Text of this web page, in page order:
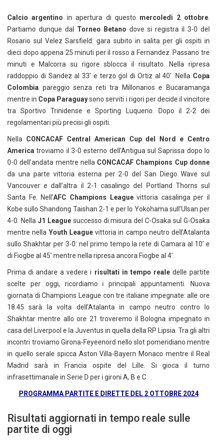
Calcio argentino in apertura di questo mercoledì 2 ottobre.
Partiamo dunque dal Torneo Betano dove si registra il 3-0 del
Rosario sul Velez Sarsfield: gara subito in salita per gli ospiti in
dieci dopo appena 25 minuti per il rosso a Fernandez. Passano tre
minuti e Malcorra su rigore sblocca il risultato. Nella ripresa
raddoppio di Sandez al 33′ e terzo gol di Ortiz al 40′. Nella Copa
Colombia pareggio senza reti tra Millonarios e Bucaramanga
mentre in Copa Paraguaysono serviti i rigori per decide il vincitore
tra Sportivo Trinidense e Sporting Luqueno. Dopo il 2-2 dei
regolamentari più precisi gli ospiti.
Nella CONCACAF Central American Cup del Nord e Centro
America troviamo il 3-0 esterno dell’Antigua sul Saprissa dopo lo
0-0 dell’andata mentre nella CONCACAF Champions Cup donne
da una parte vittoria esterna per 2-0 del San Diego Wave sul
Vancouver e dall’altra il 2-1 casalingo del Portland Thorns sul
Santa Fe. Nell’AFC Champions Leaguevittoria casalinga per il
Kobe sullo Shandong Taishan 2-1 e per lo Yokohama sull’Ulsan per
4-0. Nella J1 League successo di misura del C-Osaka sul G-Osaka
mentre nella Youth League vittoria in campo neutro dell’Atalanta
sullo Shakhtar per 3-0: nel primo tempo la rete di Camara al 10′ e
di Fiogbe al 45′ mentre nella ripresa ancora Fiogbe al 4′.
Prima di andare a vedere i risultati in tempo reale delle partite
scelte per oggi, ricordiamo i principali appuntamenti. Nuova
giornata di Champions League con tre italiane impegnate: alle ore
18.45 sarà la volta dell’Atalanta in campo neutro contro lo
Shakhtar mentre allo ore 21 troveremo il Bologna impegnato in
casa del Liverpool e la Juventus in quella della RP Lipsia. Tra gli altri
incontri troviamo Girona-Feyeenord nello slot pomeridiano mentre
in quello serale spicca Aston Villa-Bayern Monaco mentre il Real
Madrid sarà in Francia ospite del Lille. Si gioca il turno
infrasettimanale in Serie D per i gironi A, B e C.
PROGRAMMA PARTITE E DIRETTE DEL 2 OTTOBRE 2024
Risultati aggiornati in tempo reale sulle
partite di oggi